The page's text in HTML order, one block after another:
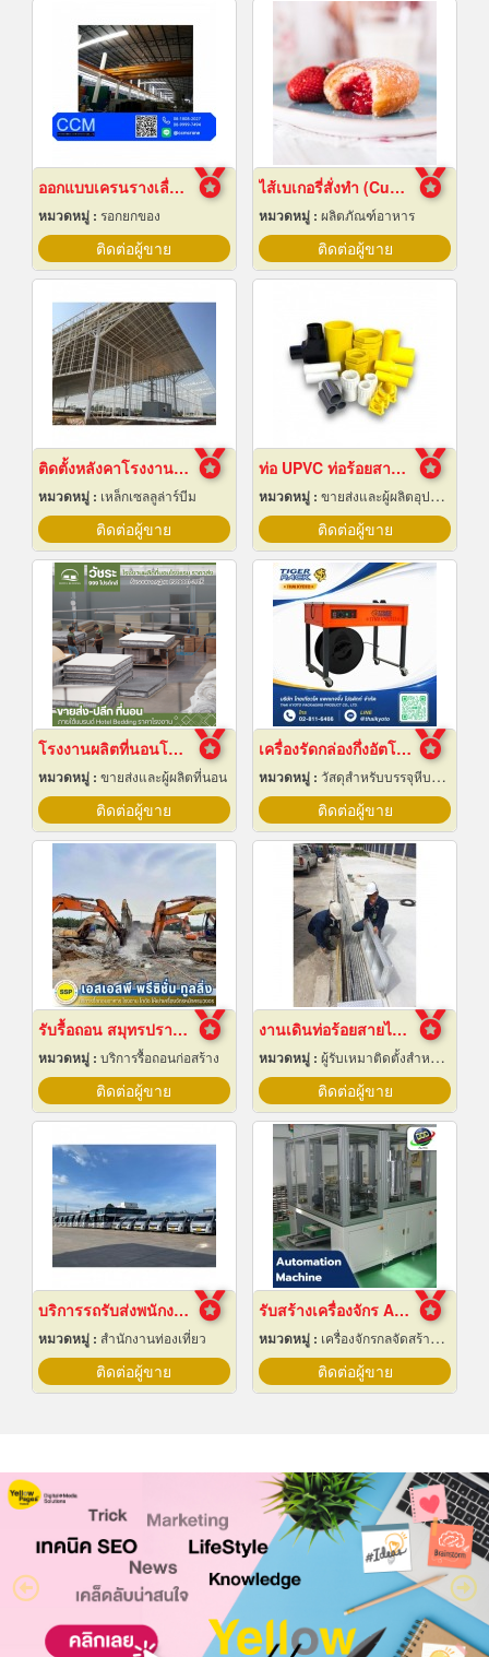
ออกแบบเครนรางเลื่อนไฟฟ้า
หมวดหมู่ : รอกยกของ
ติดต่อผู้ขาย
ไส้เบเกอรี่สั่งทำ (Custom bakery fillings)
หมวดหมู่ : ผลิตภัณฑ์อาหาร
ติดต่อผู้ขาย
ติดตั้งหลังคาโรงงานเซลลูล่าร์บีม
หมวดหมู่ : เหล็กเซลลูล่าร์บีม
ติดต่อผู้ขาย
ท่อ UPVC ท่อร้อยสายไฟ ท่อขาว ท่อเหลือง พัทยา ชลบุรี
หมวดหมู่ : ขายส่งและผู้ผลิตอุปกรณ์เครื่องใช้ไฟฟ้า
ติดต่อผู้ขาย
โรงงานผลิตที่นอนโรงแรม
หมวดหมู่ : ขายส่งและผู้ผลิตที่นอน
ติดต่อผู้ขาย
เครื่องรัดกล่องกึ่งอัตโนมัติ
หมวดหมู่ : วัสดุสำหรับบรรจุหีบห่อเครื่องจักรกล
ติดต่อผู้ขาย
รับรื้อถอน สมุทรปราการ
หมวดหมู่ : บริการรื้อถอนก่อสร้าง
ติดต่อผู้ขาย
งานเดินท่อร้อยสายไฟฟ้า ระยอง
หมวดหมู่ : ผู้รับเหมาติดตั้งสำหรับบ้านและโรงงานไฟฟ้า
ติดต่อผู้ขาย
บริการรถรับส่งพนักงาน ฉะเชิงเทรา
หมวดหมู่ : สำนักงานท่องเที่ยว
ติดต่อผู้ขาย
รับสร้างเครื่องจักร Automation ปทุมธานี
หมวดหมู่ : เครื่องจักรกลจัดสร้างตามสั่ง
ติดต่อผู้ขาย